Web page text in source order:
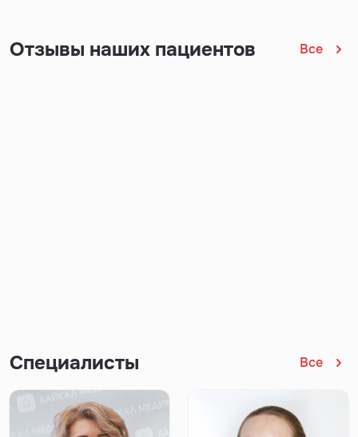
Отзывы наших пациентов Все
Специалисты Все